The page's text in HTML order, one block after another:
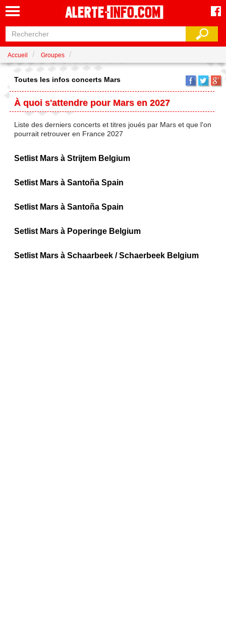
Accueil Groupes
Toutes les infos concerts Mars
À quoi s'attendre pour Mars en 2027
Liste des derniers concerts et titres joués par Mars et que l'on
pourrait retrouver en France 2027
Setlist Mars à Strijtem Belgium
Setlist Mars à Santoña Spain
Setlist Mars à Santoña Spain
Setlist Mars à Poperinge Belgium
Setlist Mars à Schaarbeek / Schaerbeek Belgium